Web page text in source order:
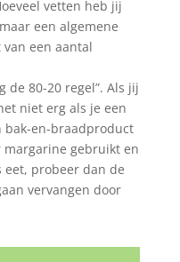
vetten heb jij
een algemene
een aantal
de 80-20 regel”. Als jij
niet erg als je een
bak-en-braadproduct
margarine gebruikt en
eet, probeer dan de
vervangen door